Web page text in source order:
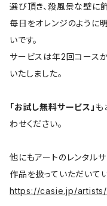
選び頂き、殺風景な壁に飾
毎日をオレンジのように
いです。
サービスは年2回コース
いたしました。
「お試し無料サービス」 も
わせください。
他にもアートのレンタルサ
作品を扱っていただいてい
https://casie.jp/